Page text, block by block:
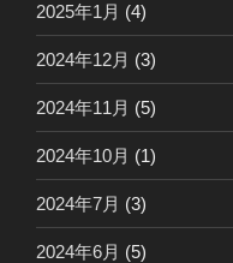
2025年1月 (4)
2024年12月 (3)
2024年11月 (5)
2024年10月 (1)
2024年7月 (3)
2024年6月 (5)